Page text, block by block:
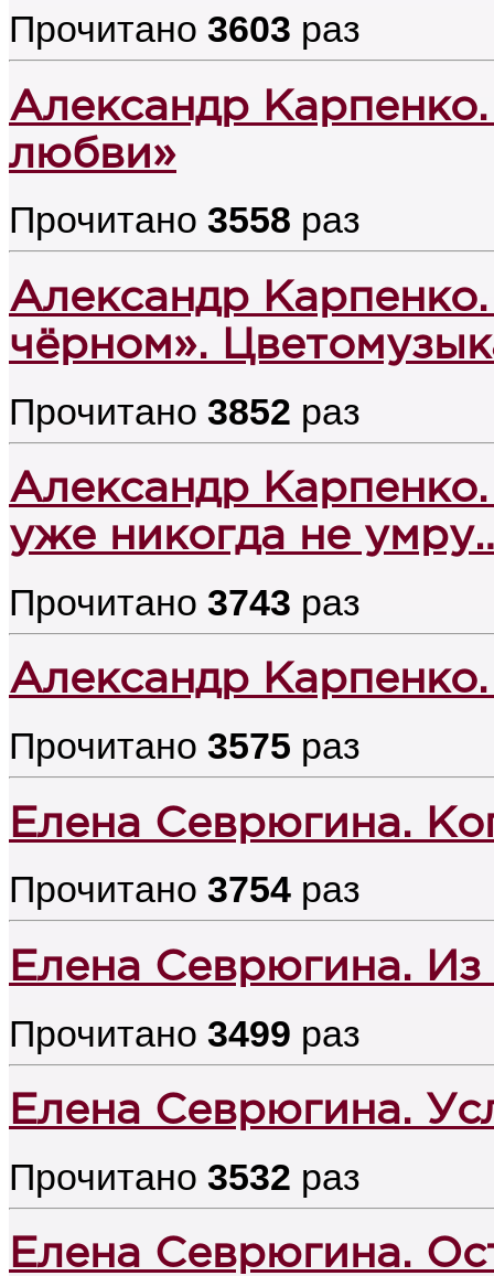
Прочитано 3603 раз
Александр
любви»
Прочитано 3558 раз
Александр
чёрном».
Прочитано 3852 раз
Александр
уже никогда не
Прочитано 3743 раз
Александр
Прочитано 3575 раз
Елена Севрюгина.
Прочитано 3754 раз
Елена Севрюгина.
Прочитано 3499 раз
Елена Севрюгина.
Прочитано 3532 раз
Елена Севрюгина.